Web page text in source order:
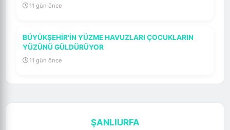
11 gün önce
BÜYÜKŞEHİR'İN YÜZME HAVUZLARI ÇOCUKLARIN
YÜZÜNÜ GÜLDÜRÜYOR
11 gün önce
ŞANLIURFA